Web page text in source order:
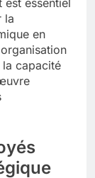
la
en
capacité